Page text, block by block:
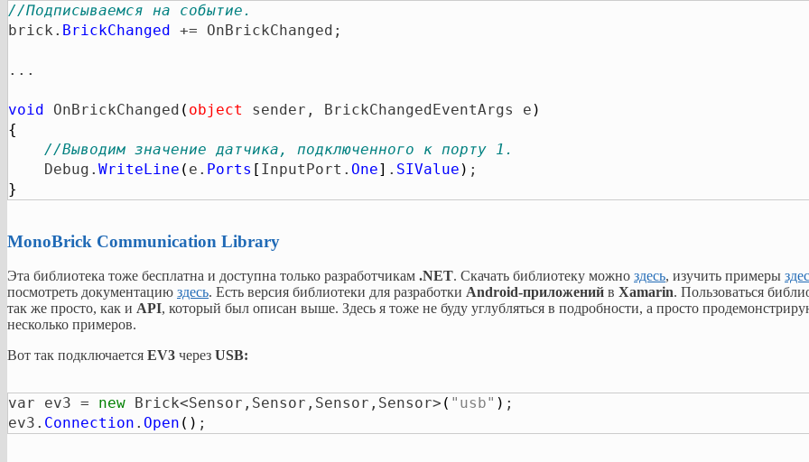
//Подписываемся на событие.
brick. BrickChanged += OnBrickChanged;
...
void OnBrickChanged ( object sender, BrickChangedEventArgs e )
{
//Выводим значение датчика, подключенного к порту 1.
    Debug.
WriteLine ( e. Ports [ InputPort. One] . SIValue )
}
MonoBrick Communication Library
Эта библиотека тоже бесплатна и доступна только разработчикам .NET. Скачать библиотеку можно здесь, изучить примеры
посмотреть документацию здесь. Есть версия библиотеки для разработки Android-приложений в Xamarin. Пользоваться
так же просто, как и API, который был описан выше. Здесь я тоже не буду углубляться в подробности, а просто
несколько примеров.
Вот так подключается EV3 через USB:
var ev3 = new Brick<Sensor,Sensor,Sensor,Sensor> ( "usb" ) ;
ev3. Connection . Open ( ) ;